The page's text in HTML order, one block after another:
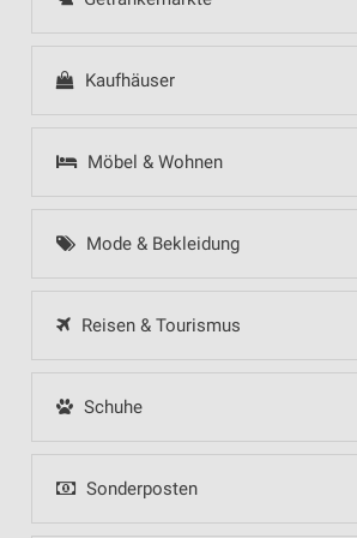
Kaufhäuser
Möbel & Wohnen
Mode & Bekleidung
Reisen & Tourismus
Schuhe
Sonderposten